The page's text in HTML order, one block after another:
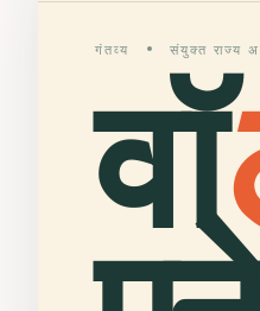
गंतव्य संयुक्त राज्य
वॉ